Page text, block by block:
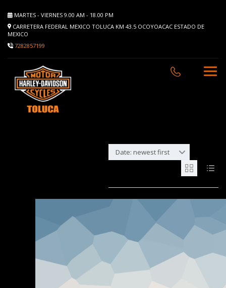
MARTES - VIERNES 9.00 AM - 18.00 PM
CARRETERA FEDERAL MEXICO TOLUCA KM 43.5 OCOYOACAC ESTADO DE
MEXICO
7282857199
Date: newest first